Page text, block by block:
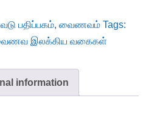
பதிப்பகம், வைணவம் Tags:
இலக்கிய வகைகள்
information